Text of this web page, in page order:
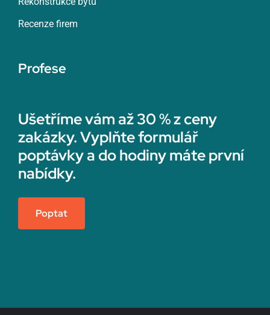
Recenze firem
Profese
Ušetříme vám až 30 % z ceny
zakázky. Vyplňte formulář
poptávky a do hodiny máte první
nabídky.
Poptat